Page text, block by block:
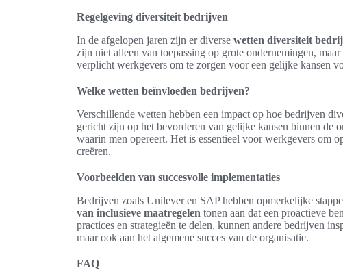
Regelgeving diversiteit bedrijven
In de afgelopen jaren zijn er diverse wetten diversiteit
zijn niet alleen van toepassing op grote ondernemingen,
verplicht werkgevers om te zorgen voor een gelijke kansen
Welke wetten beïnvloeden bedrijven?
Verschillende wetten hebben een impact op hoe bedrijven
gericht zijn op het bevorderen van gelijke kansen binnen de
waarin men opereert. Het is essentieel voor werkgevers om
creëren.
Voorbeelden van succesvolle implementaties
Bedrijven zoals Unilever en SAP hebben opmerkelijke
van inclusieve maatregelen tonen aan dat een proactieve
practices en strategieën te delen, kunnen andere bedrijven
maar ook aan het algemene succes van de organisatie.
FAQ